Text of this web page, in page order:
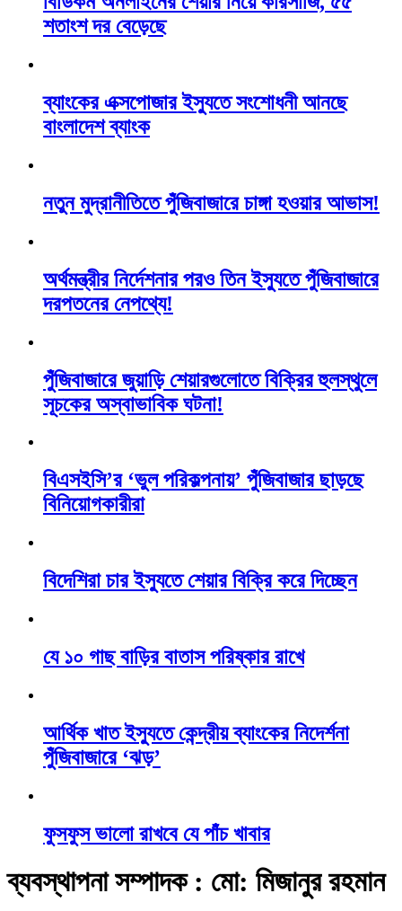
শতাংশ দর বেড়েছে
ব্যাংকের এক্সপোজার ইস্যুতে সংশোধনী আনছে
বাংলাদেশ ব্যাংক
নতুন মুদ্রানীতিতে পুঁজিবাজারে চাঙ্গা হওয়ার আভাস!
অর্থমন্ত্রীর নির্দেশনার পরও তিন ইস্যুতে পুঁজিবাজারে
দরপতনের নেপথ্যে!
পুঁজিবাজারে জুয়াড়ি শেয়ারগুলোতে বিক্রির হুলস্থুলে
সূচকের অস্বাভাবিক ঘটনা!
বিএসইসি’র ‘ভুল পরিকল্পনায়’ পুঁজিবাজার ছাড়ছে
বিনিয়োগকারীরা
বিদেশিরা চার ইস্যুতে শেয়ার বিক্রি করে দিচ্ছেন
যে ১০ গাছ বাড়ির বাতাস পরিষ্কার রাখে
আর্থিক খাত ইস্যুতে কেন্দ্রীয় ব্যাংকের নিদের্শনা
পুঁজিবাজারে ‘ঝড়’
ফুসফুস ভালো রাখবে যে পাঁচ খাবার
ব্যবস্থাপনা সম্পাদক : মো: মিজানুর রহমান